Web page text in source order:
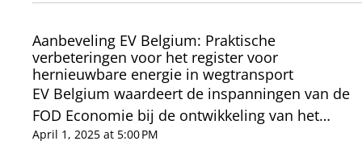
RED II(I)-richtlijn en de verduurzaming van de
transportsector. Het systeem stimuleert het
gebruik van hernieuwbare energiebronnen ten
opzichte van fossiele brandstoffen in mobiliteit
en draagt zo bij aan een groenere mobiliteit in
België. Sinds januari 2024 is het register
Aanbeveling EV Belgium: Praktische
verbeteringen voor het register voor
hernieuwbare energie in wegtransport
EV Belgium waardeert de inspanningen van de
FOD Economie bij de ontwikkeling van het
Register voor Hernieuwbare Energie in
April 1, 2025 at 5:00 PM